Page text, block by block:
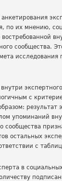
по их мнению,
сообщества.
исследования
с
результат
упоминаний
сообщества
остальных
с
в